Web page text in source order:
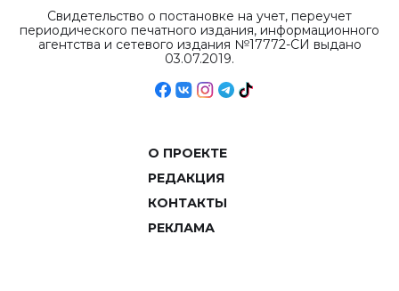
Свидетельство о постановке на учет, переучет
периодического печатного издания, информационного
агентства и сетевого издания №17772-СИ выдано
03.07.2019.
О ПРОЕКТЕ
РЕДАКЦИЯ
КОНТАКТЫ
РЕКЛАМА